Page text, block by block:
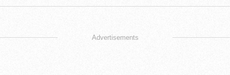
Advertisements